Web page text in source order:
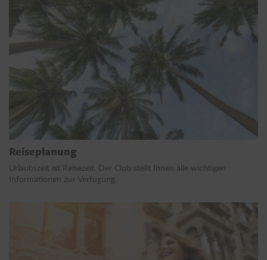
Reiseplanung
Urlaubszeit ist Reisezeit. Der Club stellt Ihnen alle wichtigen
Informationen zur Verfügung.